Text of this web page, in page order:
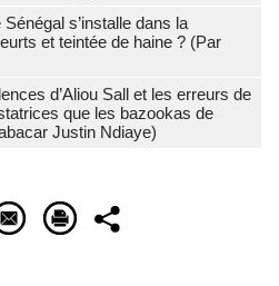
s’installe dans la
et teintée de haine ? (Par
d’Aliou Sall et les erreurs de
que les bazookas de
Justin Ndiaye)